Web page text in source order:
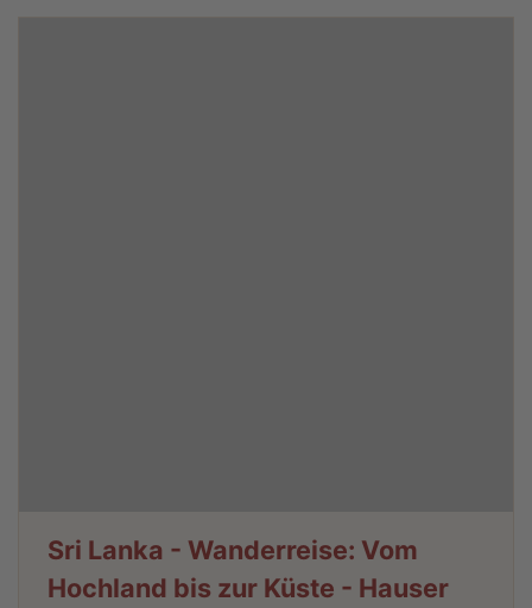
Sri Lanka - Wanderreise: Vom
Hochland bis zur Küste - Hauser